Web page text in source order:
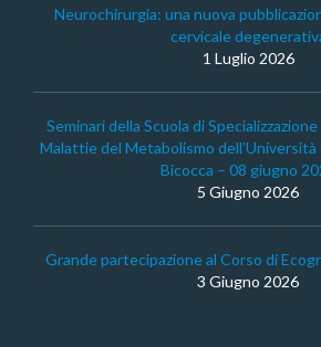
Neurochirurgia: una nuova
cervicale
1 Luglio 2026
Seminari della Scuola di
Malattie del Metabolismo dell’Università
Bicocca – 08 giugno
5 Giugno 2026
Grande partecipazione al Corso di
3 Giugno 2026